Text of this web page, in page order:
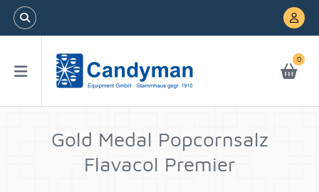
0
Gold Medal Popcornsalz
Flavacol Premier